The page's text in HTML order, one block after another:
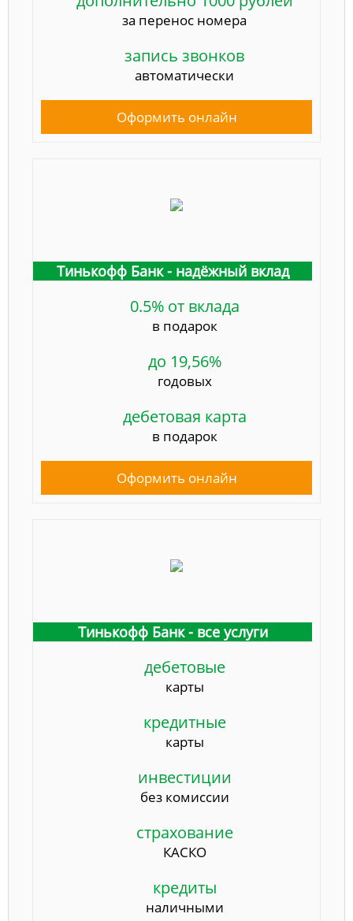
за перенос номера
запись звонков
автоматически
Оформить онлайн
Тинькофф Банк - надёжный вклад
0.5% от вклада
в подарок
до 19,56%
годовых
дебетовая карта
в подарок
Оформить онлайн
Тинькофф Банк - все услуги
дебетовые
карты
кредитные
карты
инвестиции
без комиссии
страхование
КАСКО
кредиты
наличными